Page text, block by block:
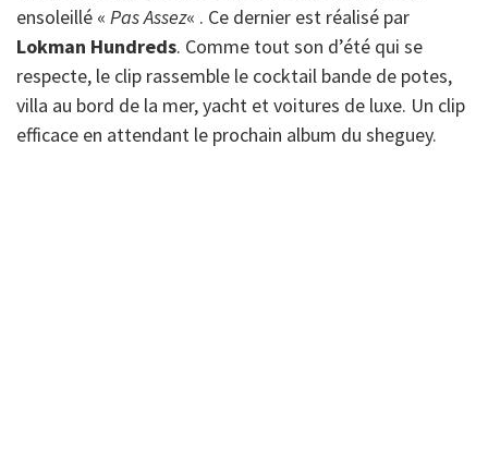
ensoleillé « Pas Assez« . Ce dernier est réalisé par
Lokman Hundreds. Comme tout son d’été qui se
respecte, le clip rassemble le cocktail bande de potes,
villa au bord de la mer, yacht et voitures de luxe. Un clip
efficace en attendant le prochain album du sheguey.